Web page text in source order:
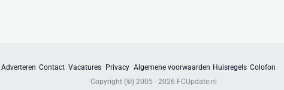
Adverteren Contact Vacatures Privacy Algemene voorwaarden Huisregels Colofon
Copyright (©) 2005 - 2026 FCUpdate.nl